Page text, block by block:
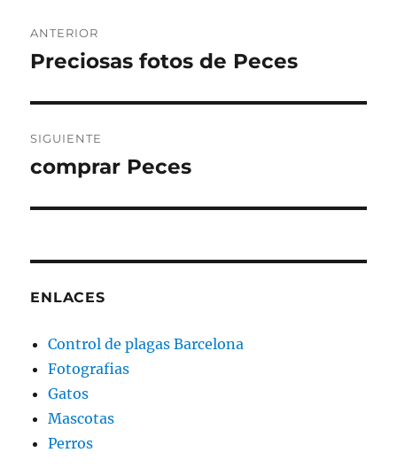
de
ANTERIOR
Entrada
Preciosas fotos de Peces
SIGUIENTE
Entrada
comprar Peces
ENLACES
Control de plagas Barcelona
Fotografias
Gatos
Mascotas
Perros